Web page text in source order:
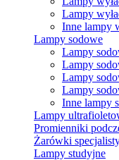
Lampy
Inne lampy
Lampy sodowe
Lampy
Lampy
Lampy
Lampy
Inne lampy
Lampy
Promienniki
Żarówki
Lampy studyjne